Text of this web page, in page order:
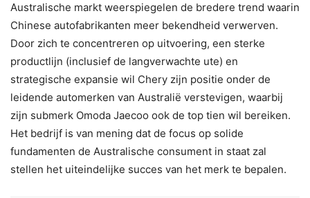
Australische markt weerspiegelen de bredere trend waarin
Chinese autofabrikanten meer bekendheid verwerven.
Door zich te concentreren op uitvoering, een sterke
productlijn (inclusief de langverwachte ute) en
strategische expansie wil Chery zijn positie onder de
leidende automerken van Australië verstevigen, waarbij
zijn submerk Omoda Jaecoo ook de top tien wil bereiken.
Het bedrijf is van mening dat de focus op solide
fundamenten de Australische consument in staat zal
stellen het uiteindelijke succes van het merk te bepalen.